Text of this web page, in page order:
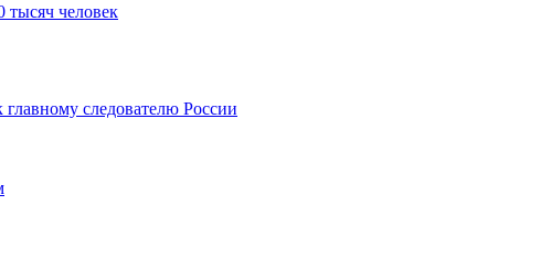
человек
следователю России